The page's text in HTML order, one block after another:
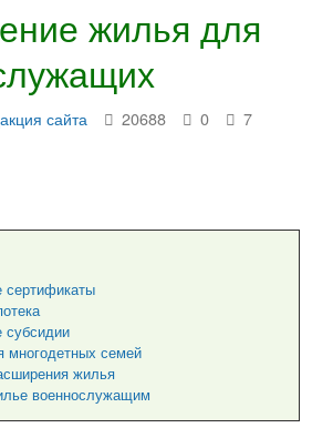
жилья для
сайта 20688 0 7
многодетных семей
жилья
военнослужащим